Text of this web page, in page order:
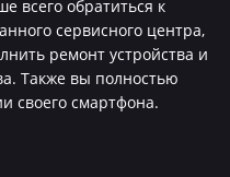
всего обратиться к
сервисного центра,
ремонт устройства и
Также вы полностью
своего смартфона.